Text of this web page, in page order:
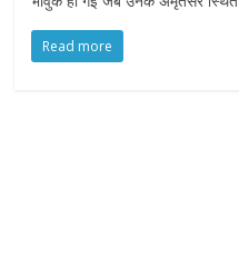
Read more